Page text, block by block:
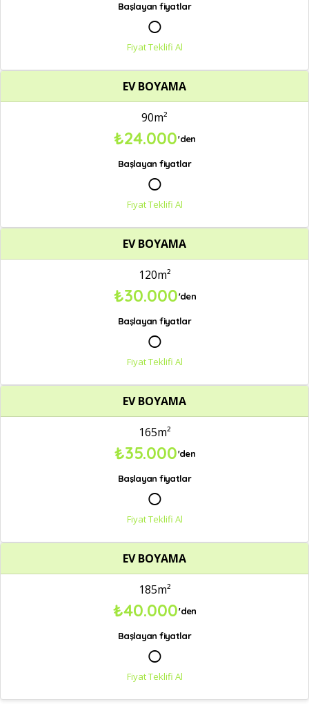
Başlayan fiyatlar
○
Fiyat Teklifi Al
EV BOYAMA
90m²
₺24.000'den
Başlayan fiyatlar
○
Fiyat Teklifi Al
EV BOYAMA
120m²
₺30.000'den
Başlayan fiyatlar
○
Fiyat Teklifi Al
EV BOYAMA
165m²
₺35.000'den
Başlayan fiyatlar
○
Fiyat Teklifi Al
EV BOYAMA
185m²
₺40.000'den
Başlayan fiyatlar
○
Fiyat Teklifi Al